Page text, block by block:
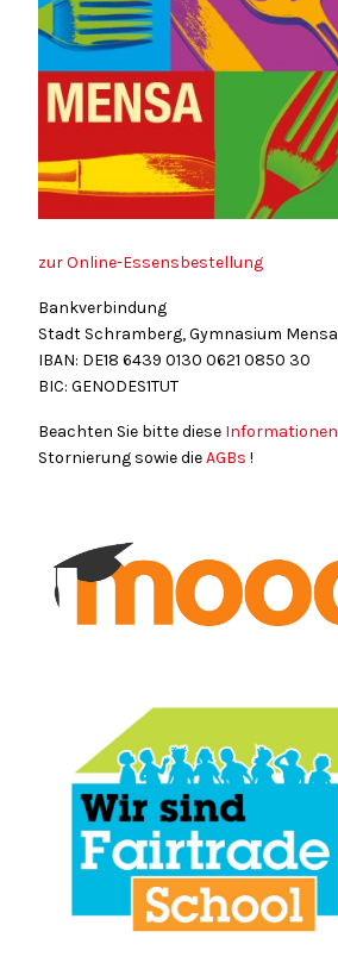
zur Online-Essensbestellung
Bankverbindung
Stadt Schramberg, Gymnasium Mensa
IBAN: DE18 6439 0130 0621 0850 30
BIC: GENODES1TUT
Beachten Sie bitte diese Informationen
Stornierung sowie dieAGBs !